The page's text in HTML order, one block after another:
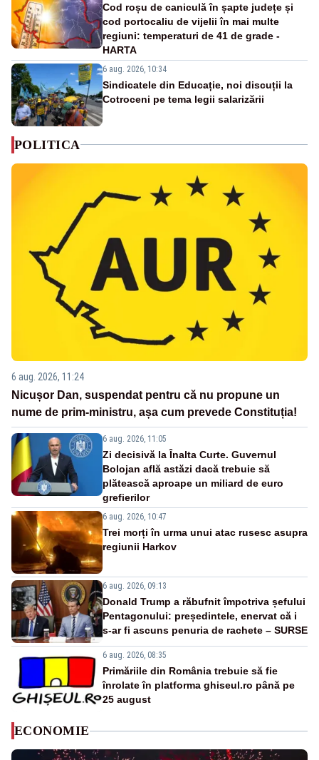
Cod roșu de caniculă în șapte județe și
cod portocaliu de vijelii în mai multe
regiuni: temperaturi de 41 de grade -
HARTA
6 aug. 2026, 10:34
Sindicatele din Educație, noi discuții la
Cotroceni pe tema legii salarizării
POLITICA
6 aug. 2026, 11:24
Nicușor Dan, suspendat pentru că nu propune un
nume de prim-ministru, așa cum prevede Constituția!
6 aug. 2026, 11:05
Zi decisivă la Înalta Curte. Guvernul
Bolojan află astăzi dacă trebuie să
plătească aproape un miliard de euro
grefierilor
6 aug. 2026, 10:47
Trei morți în urma unui atac rusesc asupra
regiunii Harkov
6 aug. 2026, 09:13
Donald Trump a răbufnit împotriva șefului
Pentagonului: președintele, enervat că i
s-ar fi ascuns penuria de rachete – SURSE
6 aug. 2026, 08:35
Primăriile din România trebuie să fie
înrolate în platforma ghiseul.ro până pe
25 august
ECONOMIE